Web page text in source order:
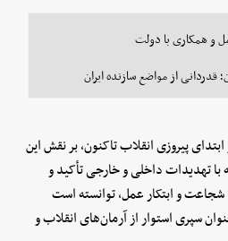
و همکاری با دولت
قدردانی از مواضع سازنده ایران
پیروزی انقلاب تاکنون، بر نقش این
با تهدیدات داخلی و خارجی تأکید و
شجاعت و ابتکار عمل، توانسته است
سپری استوار از آرمان‌های انقلاب و